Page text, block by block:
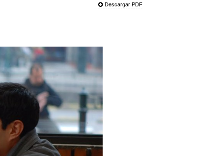
Descargar PDF